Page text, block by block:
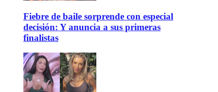
Fiebre de baile sorprende con especial
decisión: Y anuncia a sus primeras
finalistas